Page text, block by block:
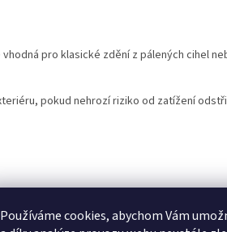
Používáme cookies, abychom Vám
pro klasické zdění z pálených cihel
pokud nehrozí riziko od zatížení